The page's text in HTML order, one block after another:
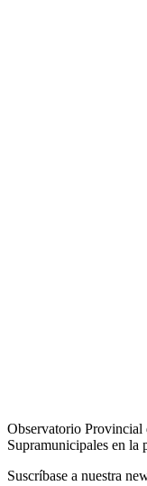
Observatorio Provincial
Supramunicipales en la
Suscríbase a nuestra